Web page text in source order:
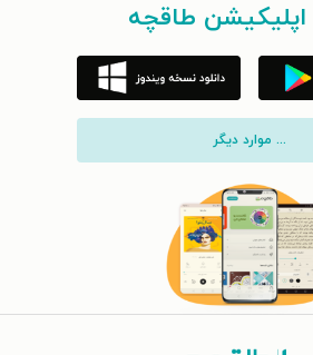
اپلیکیشن طاقچه
... موارد دیگر